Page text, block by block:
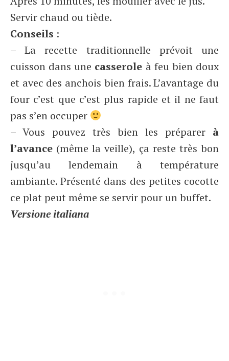
Servir chaud ou tiède.
Conseils :
– La recette traditionnelle prévoit une
cuisson dans une casserole à feu bien doux
et avec des anchois bien frais. L’avantage du
four c’est que c’est plus rapide et il ne faut
pas s’en occuper
– Vous pouvez très bien les préparer à
l’avance (même la veille), ça reste très bon
jusqu’au lendemain à température
ambiante. Présenté dans des petites cocotte
ce plat peut même se servir pour un buffet.
Versione italiana